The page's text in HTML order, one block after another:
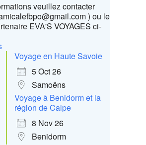
veuillez contacter
) ou le
EVA'S VOYAGES ci-
Voyage en Haute Savoie
5 Oct 26
Samoëns
Voyage à Benidorm et la
région de Calpe
8 Nov 26
Benidorm